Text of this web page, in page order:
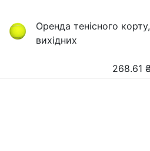
Оренда тенісного
вихідних
268.61